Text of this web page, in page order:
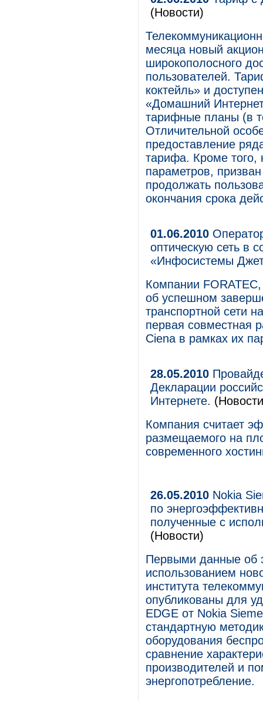
(Новости)
месяца новый
широкополосного
пользователей.
коктейль» и
«Домашний
тарифные планы (в
Отличительной
предоставление
тарифа. Кроме того,
параметров,
продолжать
окончания срока
01.06.2010
оптическую сеть в
«Инфосистемы
Компании
об успешном
транспортной сети
первая совместная
Ciena в рамках их
28.05.2010
Декларации
Интернете.
Компания считает
размещаемого на
современного
26.05.2010 Nokia
по
полученные с
(Новости)
Первыми данные об
использованием
института
опубликованы для
EDGE от Nokia
стандартную
оборудования
сравнение
производителей и
энергопотребление.